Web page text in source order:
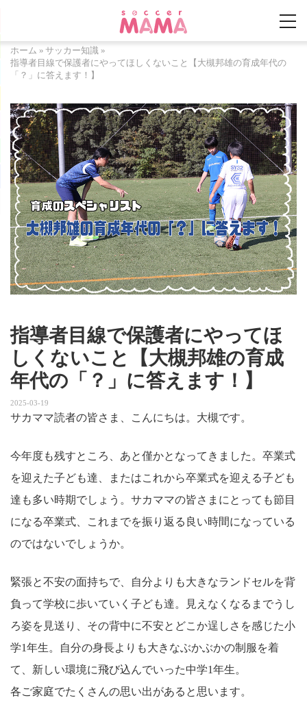
ホーム » サッカー知識 »
指導者目線で保護者にやってほしくないこと【大槻邦雄の育成年代の
「？」に答えます！】
指導者目線で保護者にやってほ
しくないこと【大槻邦雄の育成
年代の「？」に答えます！】
2025-03-19
サカママ読者の皆さま、こんにちは。大槻です。
今年度も残すところ、あと僅かとなってきました。卒業式
を迎えた子ども達、またはこれから卒業式を迎える子ども
達も多い時期でしょう。サカママの皆さまにとっても節目
になる卒業式、これまでを振り返る良い時間になっている
のではないでしょうか。
緊張と不安の面持ちで、自分よりも大きなランドセルを背
負って学校に歩いていく子ども達。見えなくなるまでうし
ろ姿を見送り、その背中に不安とどこか逞しさを感じた小
学1年生。自分の身長よりも大きなぶかぶかの制服を着
て、新しい環境に飛び込んでいった中学1年生。
各ご家庭でたくさんの思い出があると思います。